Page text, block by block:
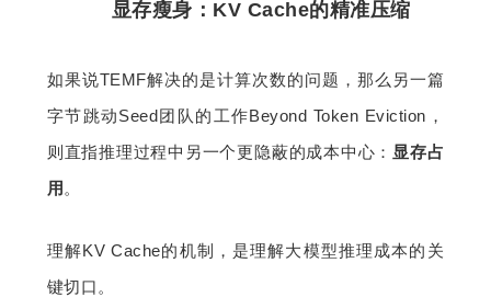
显存瘦身：KV Cache的精准压缩
如果说TEMF解决的是计算次数的问题，那么另一篇
字节跳动Seed团队的工作Beyond Token Eviction，
则直指推理过程中另一个更隐蔽的成本中心： 显存占
用 。
理解KV Cache的机制，是理解大模型推理成本的关
键切口。